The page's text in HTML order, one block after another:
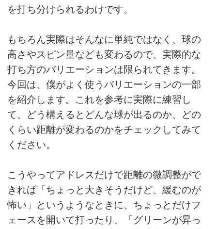
を打ち分けられるわけです。
もちろん実際はそんなに単純ではなく、球の
高さやスピン量なども変わるので、実際的な
打ち方のバリエーションは限られてきます。
今回は、僕がよく使うバリエーションの一部
を紹介します。これを参考に実際に練習し
て、どう構えるとどんな球が出るのか、どの
くらい距離が変わるのかをチェックしてみて
ください。
こうやってアドレスだけで距離の微調整がで
きれば「ちょっと大きそうだけど、緩むのが
怖い」というようなときに、ちょっとだけフ
ェースを開いて打ったり、「グリーンが昇っ